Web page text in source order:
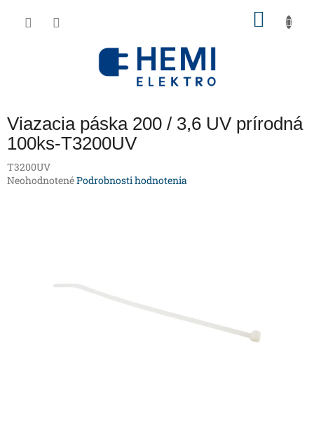
Viazacia páska 200 / 3,6 UV prírodná
100ks-T3200UV
T3200UV
Priemerné
NeohodnotenéPodrobnosti hodnotenia